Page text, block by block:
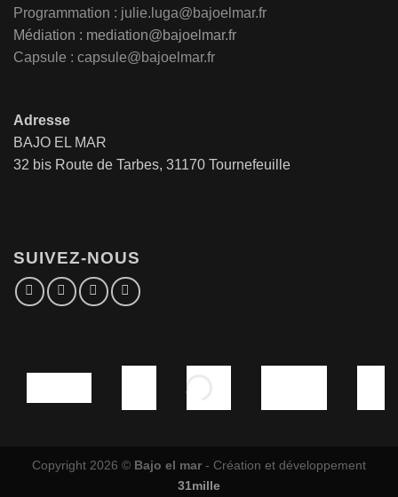
Programmation : julie.luga@bajoelmar.fr
Médiation : mediation@bajoelmar.fr
Capsule : capsule@bajoelmar.fr
Adresse
BAJO EL MAR
32 bis Route de Tarbes, 31170 Tournefeuille
SUIVEZ-NOUS
Copyright 2026 © Bajo el mar - Création et développement
31mille